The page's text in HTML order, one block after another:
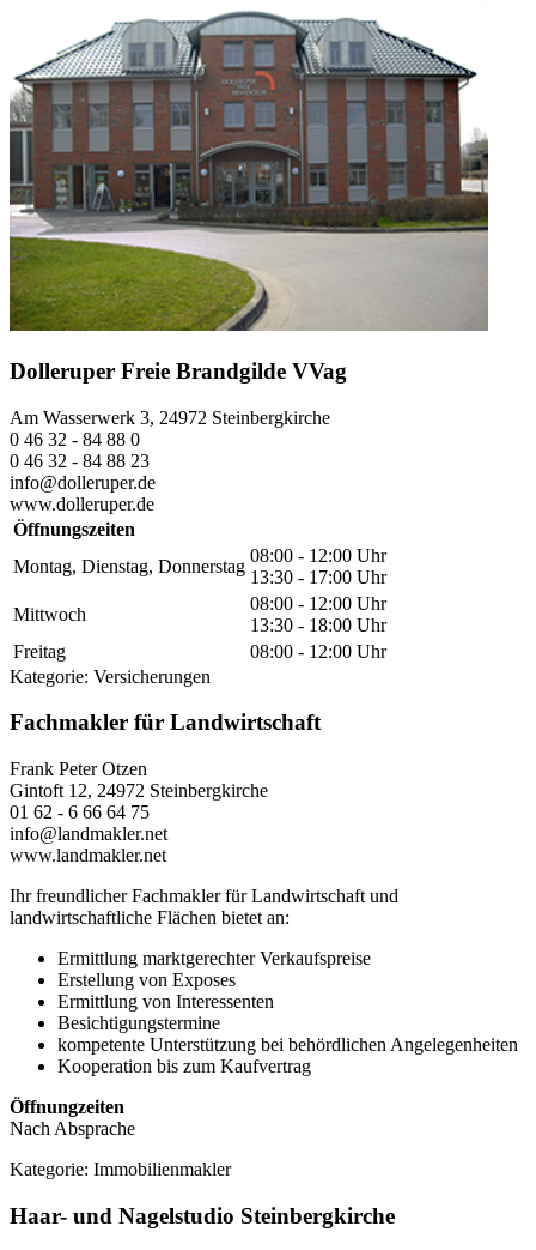
Dolleruper Freie Brandgilde VVag
Am Wasserwerk 3, 24972 Steinbergkirche
0 46 32 - 84 88 0
0 46 32 - 84 88 23
info@dolleruper.de
www.dolleruper.de
Öffnungszeiten
Montag, Dienstag, Donnerstag
08:00 - 12:00 Uhr
13:30 - 17:00 Uhr
Mittwoch
08:00 - 12:00 Uhr
13:30 - 18:00 Uhr
Freitag
08:00 - 12:00 Uhr
Kategorie: Versicherungen
Fachmakler für Landwirtschaft
Frank Peter Otzen
Gintoft 12, 24972 Steinbergkirche
01 62 - 6 66 64 75
info@landmakler.net
www.landmakler.net
Ihr freundlicher Fachmakler für Landwirtschaft und
landwirtschaftliche Flächen bietet an:
Ermittlung marktgerechter Verkaufspreise
Erstellung von Exposes
Ermittlung von Interessenten
Besichtigungstermine
kompetente Unterstützung bei behördlichen Angelegenheiten
Kooperation bis zum Kaufvertrag
Öffnungzeiten
Nach Absprache
Kategorie: Immobilienmakler
Haar- und Nagelstudio Steinbergkirche